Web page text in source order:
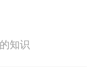
知识